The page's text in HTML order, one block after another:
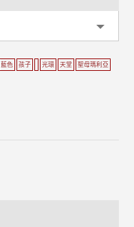
藍色 孩子 光環 天堂
聖母瑪利亞